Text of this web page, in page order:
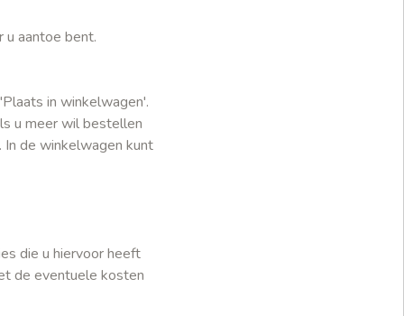
aantoe bent.
in winkelwagen'.
u meer wil bestellen
de winkelwagen kunt
die u hiervoor heeft
de eventuele kosten